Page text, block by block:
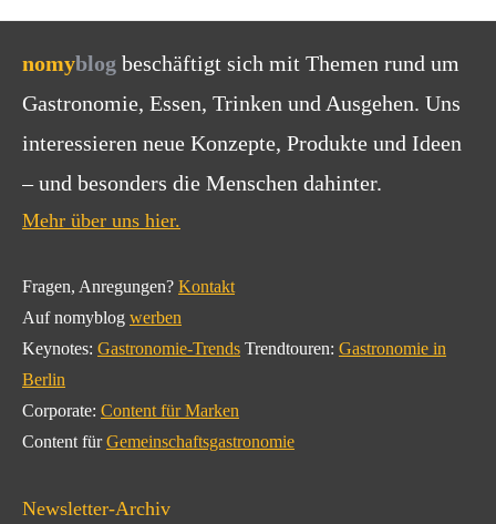
nomyblog beschäftigt sich mit Themen rund um
Gastronomie, Essen, Trinken und Ausgehen. Uns
interessieren neue Konzepte, Produkte und Ideen
– und besonders die Menschen dahinter.
Mehr über uns hier.
Fragen, Anregungen? Kontakt
Auf nomyblog werben
Keynotes: Gastronomie-Trends Trendtouren: Gastronomie in
Berlin
Corporate: Content für Marken
Content fürGemeinschaftsgastronomie
Newsletter-Archiv